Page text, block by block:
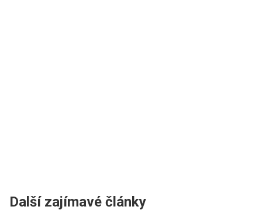
Další zajímavé články